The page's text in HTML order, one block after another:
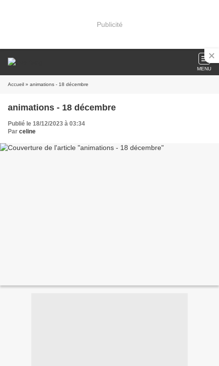
Publicité
MENU
Accueil » animations - 18 décembre
animations - 18 décembre
Publié le 18/12/2023 à 03:34
Par celine